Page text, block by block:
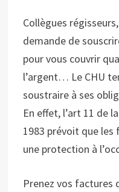
Collègues
demande de
pour vous couvrir
l’argent… Le CHU
soustraire à ses
En effet, l’art 11 de
1983 prévoit que
une protection à
Prenez vos factures